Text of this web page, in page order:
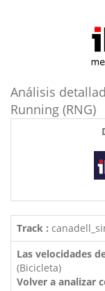
Análisis
Running (RNG)
Track :
Las velocidades
(Bicicleta)
Volver a analizar